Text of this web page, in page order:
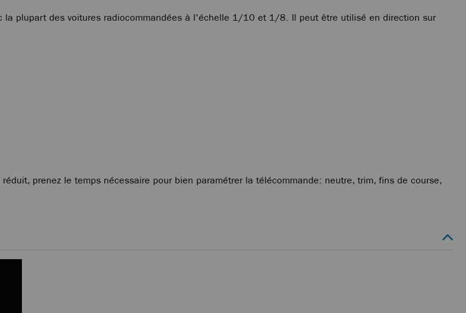
la plupart des voitures radiocommandées à l'échelle 1/10 et 1/8. Il peut être utilisé en direction sur
prenez le temps nécessaire pour bien paramétrer la télécommande: neutre, trim, fins de course,